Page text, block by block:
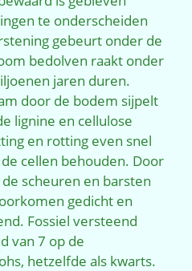
te onderscheiden
gebeurt onder de
bedolven raakt onder
jaren duren.
door de bodem sijpelt
lignine en cellulose
en rotting even snel
cellen behouden. Door
scheuren en barsten
gedicht en
Fossiel versteend
van 7 op de
hetzelfde als kwarts.